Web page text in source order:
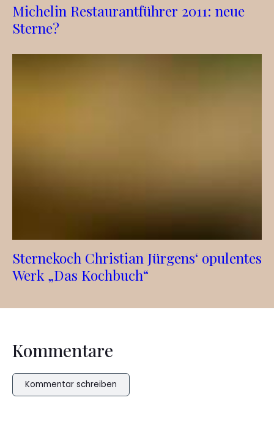
Michelin Restaurantführer 2011: neue
Sterne?
Sternekoch Christian Jürgens‘ opulentes
Werk „Das Kochbuch“
Kommentare
Kommentar schreiben